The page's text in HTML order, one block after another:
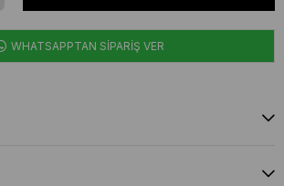
WHATSAPPTAN SİPARİŞ VER